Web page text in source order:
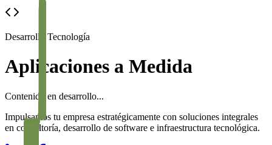
Desarrollo Tecnología
Aplicaciones a Medida
Contenido en desarrollo...
Impulsamos tu empresa estratégicamente con soluciones integrales
en consultoría, desarrollo de software e infraestructura tecnológica.